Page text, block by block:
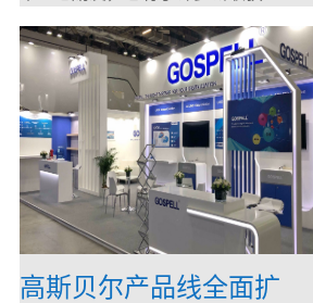
高斯贝尔产品线全面扩